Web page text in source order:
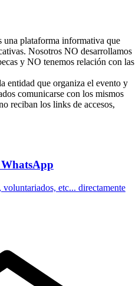
una plataforma informativa que
Nosotros NO desarrollamos
y NO tenemos relación con las
entidad que organiza el evento y
comunicarse con los mismos
reciban los links de accesos,
WhatsApp
etc... directamente